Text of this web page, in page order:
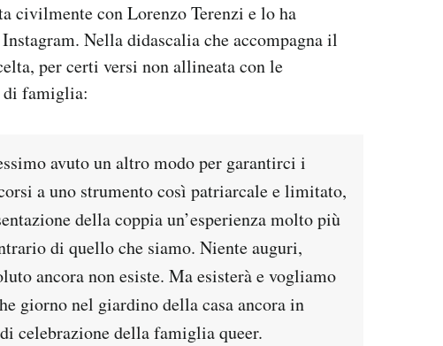
civilmente con Lorenzo Terenzi e lo ha
Nella didascalia che accompagna il
per certi versi non allineata con le
di famiglia:
avuto un altro modo per garantirci i
a uno strumento così patriarcale e limitato,
della coppia un’esperienza molto più
di quello che siamo. Niente auguri,
ancora non esiste. Ma esisterà e vogliamo
giorno nel giardino della casa ancora in
celebrazione della famiglia queer.